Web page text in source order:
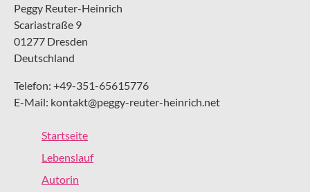
Peggy Reuter-Heinrich
Scariastraße 9
01277 Dresden
Deutschland
Telefon: +49-351-65615776
E-Mail: kontakt@peggy-reuter-heinrich.net
Startseite
Lebenslauf
Autorin